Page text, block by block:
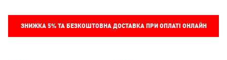
ЗНИЖКА 5%ТА БЕЗКОШТОВНА ДОСТАВКА ПРИ ОПЛАТІ ОНЛАЙН